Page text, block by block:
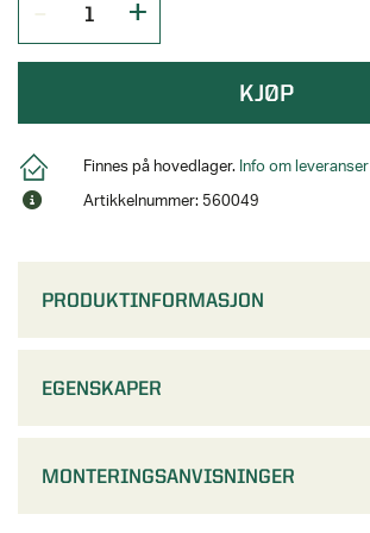
KJØP
Finnes på hovedlager. Info om leveranser
Artikkelnummer: 560049
PRODUKTINFORMASJON
EGENSKAPER
MONTERINGSANVISNINGER